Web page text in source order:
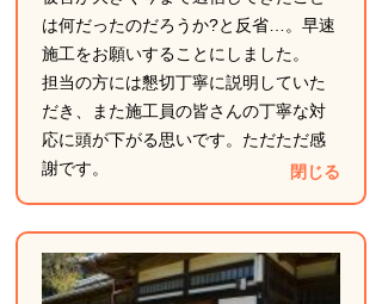
は何だったのだろうか?と反省…。早速
施工をお願いすることにしました。
担当の方には懇切丁寧に説明していた
だき、また施工員の皆さんの丁寧な対
応に頭が下がる思いです。ただただ感
謝です。
閉じる